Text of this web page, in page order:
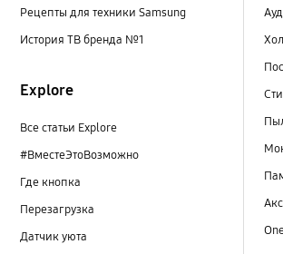
Рецепты для техники Samsung
История ТВ бренда №1
Explore
Все статьи Explore
#ВместеЭтоВозможно
Где кнопка
Перезагрузка
Датчик уюта